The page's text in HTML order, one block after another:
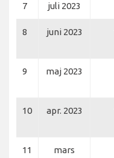
7 juli 2023
8 juni 2023
9 maj 2023
10 apr. 2023
11
mars